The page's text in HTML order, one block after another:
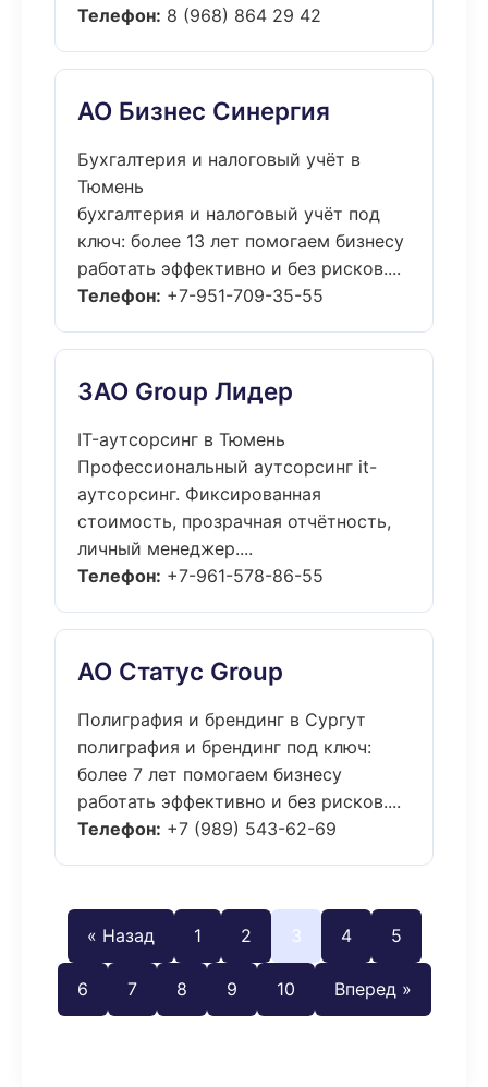
Телефон: 8 (968) 864 29 42
АО Бизнес Синергия
Бухгалтерия и налоговый учёт в
Тюмень
бухгалтерия и налоговый учёт под
ключ: более 13 лет помогаем бизнесу
работать эффективно и без рисков....
Телефон: +7-951-709-35-55
ЗАО Group Лидер
IT-аутсорсинг в Тюмень
Профессиональный аутсорсинг it-
аутсорсинг. Фиксированная
стоимость, прозрачная отчётность,
личный менеджер....
Телефон: +7-961-578-86-55
АО Статус Group
Полиграфия и брендинг в Сургут
полиграфия и брендинг под ключ:
более 7 лет помогаем бизнесу
работать эффективно и без рисков....
Телефон: +7 (989) 543-62-69
« Назад 1 2 3 4 5
6 7 8 9 10 Вперед »